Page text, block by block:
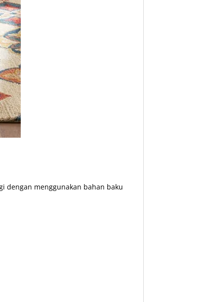
dengan menggunakan bahan baku